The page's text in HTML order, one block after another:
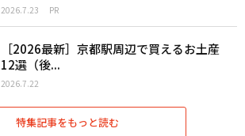
2026.7.23 PR
［2026最新］京都駅周辺で買えるお土産
12選（後...
2026.7.22
特集記事をもっと読む